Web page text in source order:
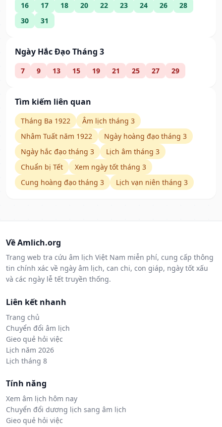
16
17 18 20 22 23 24 26
28
30
31
Ngày Hắc Đạo Tháng 3
7 9 13 15 19 21 25 27 29
Tìm kiếm liên quan
Tháng Ba 1922
Âm lịch tháng 3
Nhâm Tuất năm 1922
Ngày hoàng đạo tháng 3
Ngày hắc đạo tháng 3
Lịch âm tháng 3
Chuẩn bị Tết
Xem ngày tốt tháng 3
Cung hoàng đạo tháng 3
Lịch vạn niên tháng 3
Về Amlich.org
Trang web tra cứu âm lịch Việt Nam miễn phí, cung cấp thông
tin chính xác về ngày âm lịch, can chi, con giáp, ngày tốt xấu
và các ngày lễ tết truyền thống.
Liên kết nhanh
Trang chủ
Chuyển đổi âm lịch
Gieo quẻ hỏi việc
Lịch năm 2026
Lịch tháng 8
Tính năng
Xem âm lịch hôm nay
Chuyển đổi dương lịch sang âm lịch
Gieo quẻ hỏi việc